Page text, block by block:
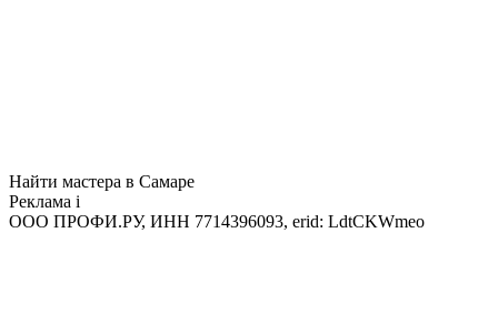
Найти мастера в Самаре
Реклама i
ООО ПРОФИ.РУ, ИНН 7714396093, erid: LdtCKWmeo